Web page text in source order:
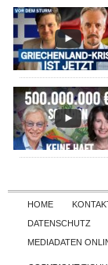
HOME
DATENSCHUTZ
MEDIADATEN